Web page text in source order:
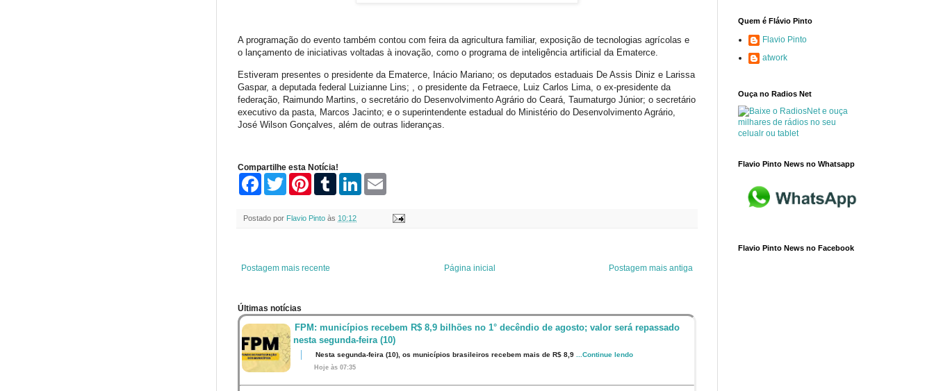
A programação do evento também contou com feira da agricultura familiar, exposição de tecnologias agrícolas e
o lançamento de iniciativas voltadas à inovação, como o programa de inteligência artificial da Ematerce.
Estiveram presentes o presidente da Ematerce, Inácio Mariano; os deputados estaduais De Assis Diniz e Larissa
Gaspar, a deputada federal Luizianne Lins; , o presidente da Fetraece, Luiz Carlos Lima, o ex-presidente da
federação, Raimundo Martins, o secretário do Desenvolvimento Agrário do Ceará, Taumaturgo Júnior; o secretário
executivo da pasta, Marcos Jacinto; e o superintendente estadual do Ministério do Desenvolvimento Agrário,
José Wilson Gonçalves, além de outras lideranças.
Compartilhe esta Notícia!
F
b
T
w
t
P
e
t
T
l
L
Postado por Flavio Pinto às 10:12
Postagem mais recente Postagem mais antiga
Página inicial
Últimas notícias
FPM: municípios recebem R$ 8,9 bilhões no 1° decêndio de agosto; valor será repassado
nesta segunda-feira (10)
Nesta segunda-feira (10), os municípios brasileiros recebem mais de R$ 8,9 ...Continue lendo
Hoje às 07:35
Quem é Flávio Pinto
Flavio Pinto
atwork
Ouça no Radios Net
Flavio Pinto News no Whatsapp
Flavio Pinto News no Facebook